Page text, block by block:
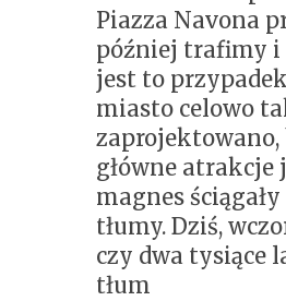
Piazza Navona
później trafimy i
jest to
miasto celowo
zaprojektowano,
główne atrakcje
magnes
tłumy. Dziś,
czy dwa tysiące
tłum